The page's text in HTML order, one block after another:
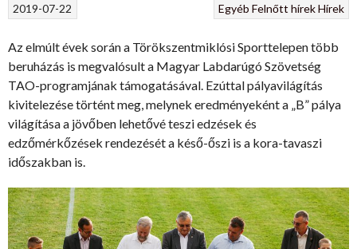
Egyéb Felnőtt hírekHírek
2019-07-22
Az elmúlt évek során a Törökszentmiklósi Sporttelepen több
beruházás is megvalósult a Magyar Labdarúgó Szövetség
TAO-programjának támogatásával. Ezúttal pályavilágítás
kivitelezése történt meg, melynek eredményeként a „B” pálya
világítása a jövőben lehetővé teszi edzések és
edzőmérkőzések rendezését a késő-őszi is a kora-tavaszi
időszakban is.